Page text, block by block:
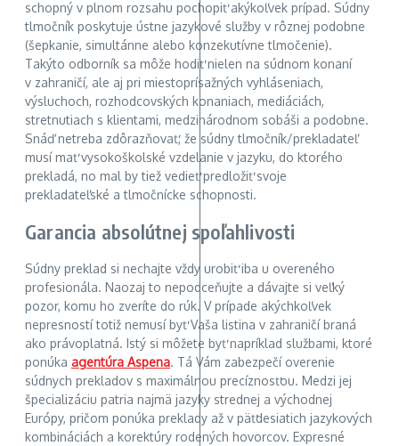
schopný v plnom rozsahu pochopiť akýkoľvek prípad. Súdny
tlmočník poskytuje ústne jazykové služby v rôznej podobne
(šepkanie, simultánne alebo konzekutívne tlmočenie).
Takýto odborník sa môže hodiť nielen na súdnom konaní
v zahraničí, ale aj pri miestoprísažných vyhláseniach,
výsluchoch, rozhodcovských konaniach, mediáciách,
stretnutiach s klientami, medzinárodnom sobáši a podobne.
Snáď netreba zdôrazňovať, že súdny tlmočník/prekladateľ
musí mať vysokoškolské vzdelanie v jazyku, do ktorého
prekladá, no mal by tiež vedieť predložiť svoje
prekladateľské a tlmočnícke schopnosti.
Garancia absolútnej spoľahlivosti
Súdny preklad si nechajte vždy urobiť iba u overeného
profesionála. Naozaj to nepodceňujte a dávajte si veľký
pozor, komu ho zveríte do rúk. V prípade akýchkoľvek
nepresností totiž nemusí byť Vaša listina v zahraničí braná
ako právoplatná. Istý si môžete byť napríklad službami, ktoré
ponúka agentúra Aspena. Tá Vám zabezpečí overenie
súdnych prekladov s maximálnou precíznosťou. Medzi jej
špecializáciu patria najmä jazyky strednej a východnej
Európy, pričom ponúka preklady až v päťdesiatich jazykových
kombináciách a korektúry rodených hovorcov. Expresné